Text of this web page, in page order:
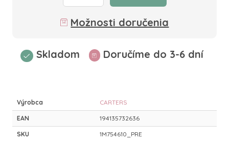
Možnosti doručenia
Skladom Doručíme do 3-6 dní
Výrobca CARTERS
EAN 194135732636
SKU 1M754610_PRE